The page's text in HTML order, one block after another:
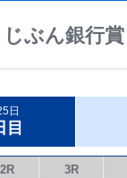
じぶん銀行賞
日
目
2R 3R